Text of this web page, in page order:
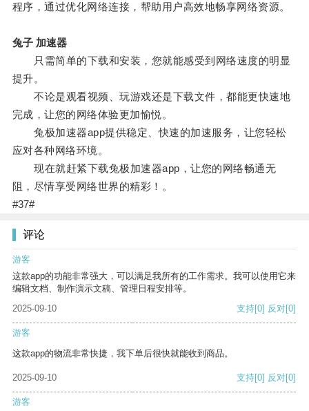
程序，通过优化网络连接，帮助用户高效地畅享网络资源。
兔子 加速器
只需简单的下载和安装，您就能感受到网络速度的明显
提升。
不论是观看视频、玩游戏还是下载文件，都能更快速地
完成，让您的网络体验更加愉悦。
兔极加速器app提供稳定、快速的加速服务，让您轻松
应对各种网络环境。
现在就赶紧下载兔极加速器app，让您的网络畅通无
阻，尽情享受网络世界的精彩！。
#37#
评论
游客
这款app的功能非常强大，可以满足我所有的工作需求。我可以使用它来
编辑文档、制作演示文稿、管理日程安排等。
2025-09-10
支持[0] 反对[0]
游客
这款app的物流非常快捷，我下单后很快就能收到商品。
2025-09-10 支持[0] 反对[0]
游客